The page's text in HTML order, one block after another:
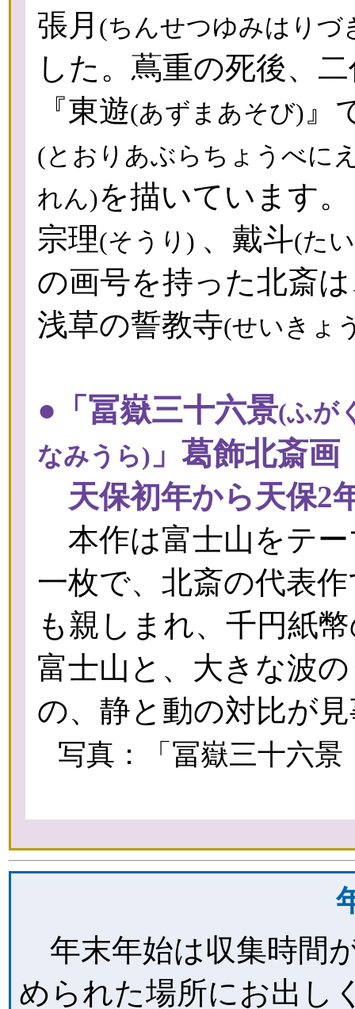
張月 (ちんせつゆみはりづ
した。蔦重の死後、
『東遊(あずまあそび) 』
(とおりあぶらちょうべに
れん)を描いています。
宗理(そうり) 、戴斗(た
の画号を持った北斎
浅草の誓教寺(せいきょ
●「冨嶽三十六景(ふが
なみうら) 」 葛飾北斎画
天保初年から天保2
本作は富士山をテー
一枚で、北斎の代表
も親しまれ、千円紙
富士山と、大きな波
の、静と動の対比が
写真：「冨嶽三十六
年末年始は収集時間
められた場所にお出し